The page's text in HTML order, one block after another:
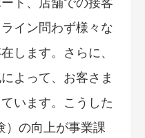
ト、店舗での接客
イン問わず様々な
します。さらに、
よって、お客さま
います。こうした
）の向上が事業課